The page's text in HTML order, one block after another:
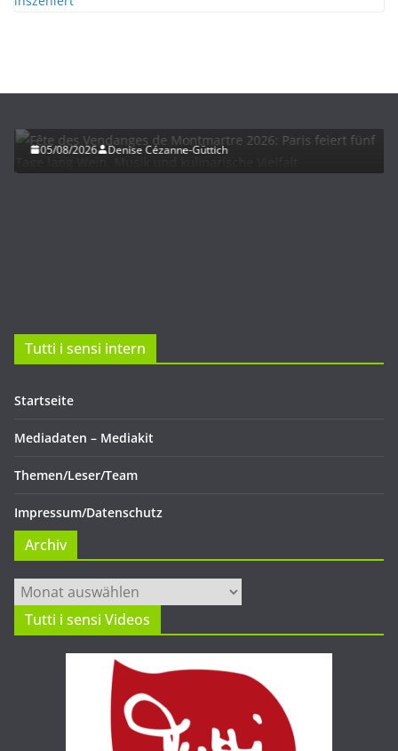
05/08/2026 Denise Cézanne-Güttich
Tutti i sensi intern
Startseite
Mediadaten – Mediakit
Themen/Leser/Team
Impressum/Datenschutz
Archiv
Archiv
Tutti i sensi Videos